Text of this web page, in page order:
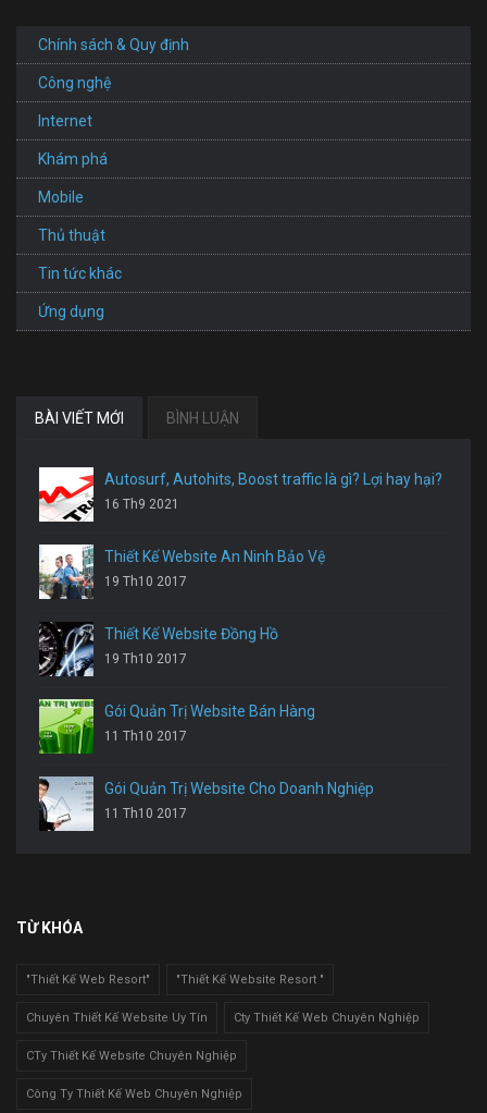
Chính sách & Quy định
Công nghệ
Internet
Khám phá
Mobile
Thủ thuật
Tin tức khác
Ứng dụng
BÀI VIẾT MỚI BÌNH LUẬN
Autosurf, Autohits, Boost traffic là gì? Lợi hay hại?
16 Th9 2021
Thiết Kế Website An Ninh Bảo Vệ
19 Th10 2017
Thiết Kế Website Đồng Hồ
19 Th10 2017
Gói Quản Trị Website Bán Hàng
11 Th10 2017
Gói Quản Trị Website Cho Doanh Nghiệp
11 Th10 2017
TỪ KHÓA
"Thiết Kế Web Resort" "Thiết Kế Website Resort "
Chuyên Thiết Kế Website Uy Tín Cty Thiết Kế Web Chuyên Nghiệp
CTy Thiết Kế Website Chuyên Nghiệp
Công Ty Thiết Kế Web Chuyên Nghiệp